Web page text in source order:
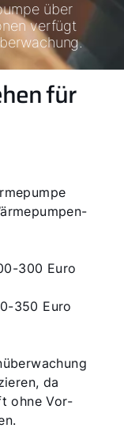
über
verfügt
für
300 Euro
350 Euro
da
ohne Vor-